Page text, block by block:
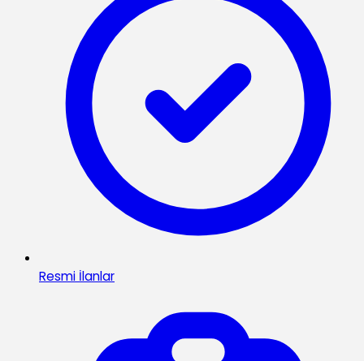
Resmi İlanlar